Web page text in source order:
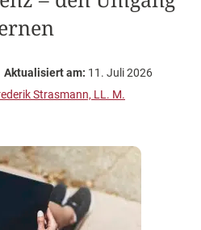
Aktualisiert am: 11. Juli 2026
Strasmann, LL. M.